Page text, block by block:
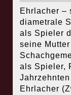
Ehrlacher –
diametrale
als Spieler
seine
als Spieler,
Ehrlacher